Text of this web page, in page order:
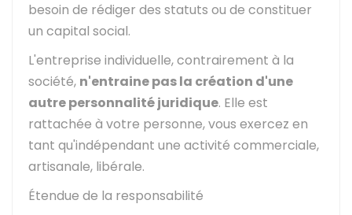
besoin de rédiger des statuts ou de constituer
un capital social.
L'entreprise individuelle, contrairement à la
société, n'entraine pas la création d'une
autre personnalité juridique. Elle est
rattachée à votre personne, vous exercez en
tant qu'indépendant une activité commerciale,
artisanale, libérale.
Étendue de la responsabilité